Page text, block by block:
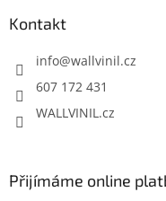
Kontakt
info@wallvinil.cz
607 172 431
WALLVINIL.cz
Přijímáme online